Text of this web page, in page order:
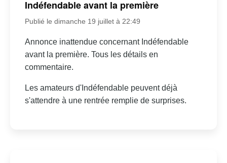
Indéfendable avant la première
Publié le dimanche 19 juillet à 22:49
Annonce inattendue concernant Indéfendable
avant la première. Tous les détails en
commentaire.
Les amateurs d'Indéfendable peuvent déjà
s'attendre à une rentrée remplie de surprises.